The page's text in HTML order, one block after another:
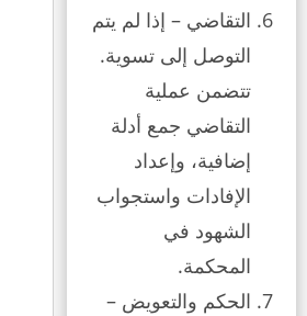
التقاضي – إذا لم يتم
التوصل إلى تسوية.
تتضمن عملية
التقاضي جمع أدلة
إضافية، وإعداد
الإفادات واستجواب
الشهود في
المحكمة.
الحكم والتعويض –